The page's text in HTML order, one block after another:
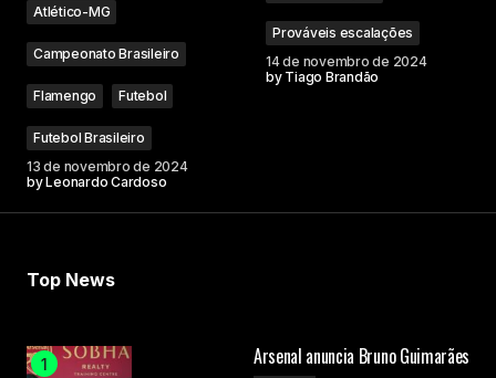
Your Name
Submit Comment
Atlético-MG
Campeonato Brasileiro
Flamengo Futebol
Futebol Brasileiro
13 de novembro de 2024
byLeonardo Cardoso
Prováveis escalações
14 de novembro de 2024
by Tiago Brandão
Top News
Arsenal anuncia Bruno Guimarães